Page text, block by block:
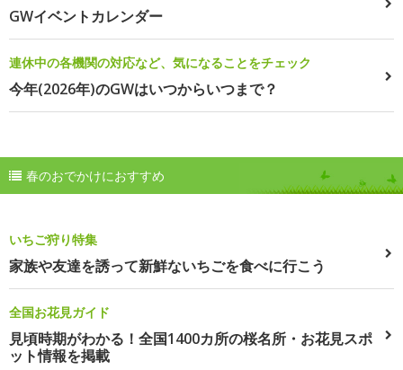
GWイベントカレンダー
連休中の各機関の対応など、気になることをチェック
今年(2026年)のGWはいつからいつまで？
春のおでかけにおすすめ
いちご狩り特集
家族や友達を誘って新鮮ないちごを食べに行こう
全国お花見ガイド
見頃時期がわかる！全国1400カ所の桜名所・お花見スポ
ット情報を掲載